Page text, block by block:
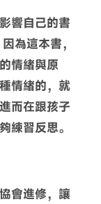
響自己的書
為這本書，
情緒與原
情緒的，就
而在跟孩子
練習反思。
會進修，讓